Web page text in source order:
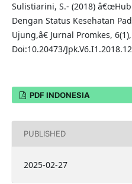
Sulistiarini, S.- (2018)
Dengan Status Kesehatan
Ujung,â€ Jurnal Promkes,
Doi:10.20473/
PDF INDONESIA
PUBLISHED
2025-02-27